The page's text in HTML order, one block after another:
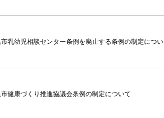
市乳幼児相談センター条例を廃止する条例の制定につ
市健康づくり推進協議会条例の制定について